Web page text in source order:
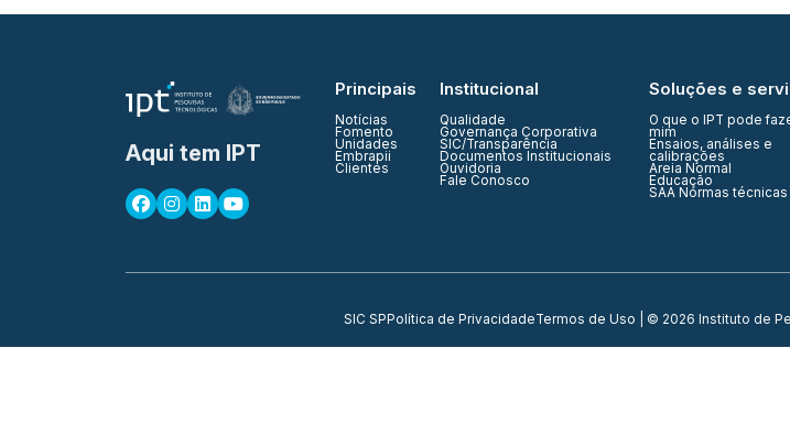
Aqui tem IPT
Principais
Notícias
Fomento
Unidades
Embrapii
Clientes
Institucional
Qualidade
Governança Corporativa
SIC/Transparência
Documentos Institucionais
Ouvidoria
Fale Conosco
Soluções e
O que o IPT pode
mim
Ensaios, análises e
calibrações
Areia Normal
Educação
SAA Normas técnicas
SIC SPPolítica de PrivacidadeTermos de Uso | © 2026 Instituto de